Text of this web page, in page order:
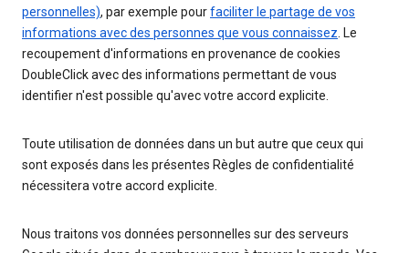
personnelles), par exemple pourfaciliter le partage de vos
informations avec des personnes que vous connaissez. Le
recoupement d'informations en provenance de cookies
DoubleClick avec des informations permettant de vous
identifier n'est possible qu'avec votre accord explicite.
Toute utilisation de données dans un but autre que ceux qui
sont exposés dans les présentes Règles de confidentialité
nécessitera votre accord explicite.
Nous traitons vos données personnelles sur des serveurs